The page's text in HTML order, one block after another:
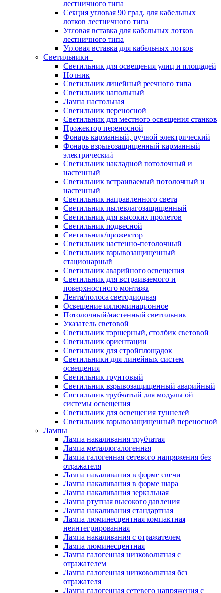
лестничного типа
Секция угловая 90 град. для кабельных
лотков лестничного типа
Угловая вставка для кабельных лотков
лестничного типа
Угловая вставка для кабельных лотков
Светильники
Светильник для освещения улиц и площадей
Ночник
Светильник линейный реечного типа
Светильник напольный
Лампа настольная
Светильник переносной
Светильник для местного освещения станков
Прожектор переносной
Фонарь карманный, ручной электрический
Фонарь взрывозащищенный карманный
электрический
Светильник накладной потолочный и
настенный
Светильник встраиваемый потолочный и
настенный
Светильник направленного света
Светильник пылевлагозащищенный
Светильник для высоких пролетов
Светильник подвесной
Светильник/прожектор
Светильник настенно-потолочный
Светильник взрывозащищенный
стационарный
Светильник аварийного освещения
Светильник для встраиваемого и
поверхностного монтажа
Лента/полоса светодиодная
Освещение иллюминационное
Потолочный/настенный светильник
Указатель световой
Светильник торшерный, столбик световой
Светильник ориентации
Светильник для стройплощадок
Светильники для линейных систем
освещения
Светильник грунтовый
Светильник взрывозащищенный аварийный
Светильник трубчатый для модульной
системы освещения
Светильник для освещения туннелей
Светильник взрывозащищенный переносной
Лампы
Лампа накаливания трубчатая
Лампа металлогалогенная
Лампа галогенная сетевого напряжения без
отражателя
Лампа накаливания в форме свечи
Лампа накаливания в форме шара
Лампа накаливания зеркальная
Лампа ртутная высокого давления
Лампа накаливания стандартная
Лампа люминесцентная компактная
неинтегрированная
Лампа накаливания с отражателем
Лампа люминесцентная
Лампа галогенная низковольтная с
отражателем
Лампа галогенная низковольтная без
отражателя
Лампа галогенная сетевого напряжения с